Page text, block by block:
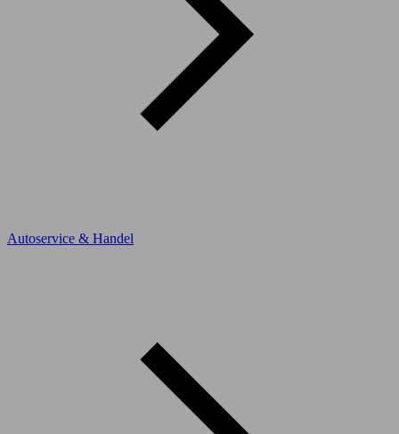
Autoservice & Handel